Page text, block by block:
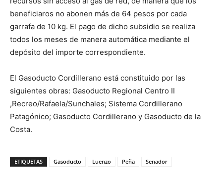
beneficiaros no abonen más de 64 pesos por cada
garrafa de 10 kg. El pago de dicho subsidio se realiza
todos los meses de manera automática mediante el
depósito del importe correspondiente.
El Gasoducto Cordillerano está constituido por las
siguientes obras: Gasoducto Regional Centro II
,Recreo/Rafaela/Sunchales; Sistema Cordillerano
Patagónico; Gasoducto Cordillerano y Gasoducto de la
Costa.
ETIQUETAS Gasoducto Luenzo Peña Senador